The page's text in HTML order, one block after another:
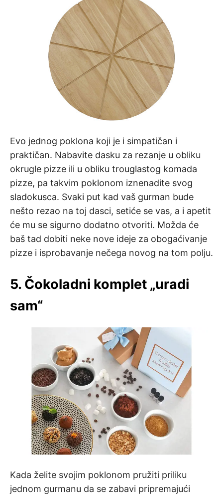
Evo jednog poklona koji je i simpatičan i
praktičan. Nabavite dasku za rezanje u obliku
okrugle pizze ili u obliku trouglastog komada
pizze, pa takvim poklonom iznenadite svog
sladokusca. Svaki put kad vaš gurman bude
nešto rezao na toj dasci, setiće se vas, a i apetit
će mu se sigurno dodatno otvoriti. Možda će
baš tad dobiti neke nove ideje za obogaćivanje
pizze i isprobavanje nečega novog na tom polju.
5. Čokoladni komplet „uradi
sam“
Kada želite svojim poklonom pružiti priliku
jednom gurmanu da se zabavi pripremajući